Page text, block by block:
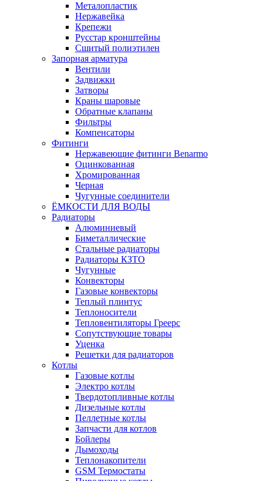
Металопластик
Нержавейка
Крепежи
Русстар кронштейны
Сшитый полиэтилен
Запорная арматура
Вентили
Задвижки
Затворы
Краны шаровые
Обратные клапаны
Фильтры
Компенсаторы
Фитинги
Нержавеющие фитинги Benarmo
Оцинкованная
Хромированная
Черная
Чугунные соединители
ЁМКОСТИ ДЛЯ ВОДЫ
Радиаторы
Алюминиевый
Биметаллические
Стальные радиаторы
Радиаторы КЗТО
Чугунные
Конвекторы
Газовые конвекторы
Теплый плинтус
Теплоносители
Тепловентиляторы Греерс
Сопутствующие товары
Уценка
Решетки для радиаторов
Котлы
Газовые котлы
Электро котлы
Твердотопливные котлы
Дизельные котлы
Пеллетные котлы
Запчасти для котлов
Бойлеры
Дымоходы
Теплонакопители
GSM Термостаты